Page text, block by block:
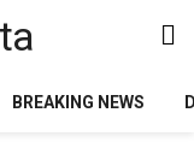
BREAKING NEWS